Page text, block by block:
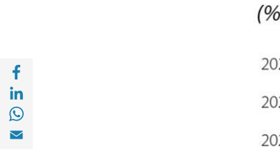
Compartir en Facebook (opens in a
Compartir en with Linkedin (opens in
Compartir en with Whatsapp (opens
Compartir en Email (opens in a new